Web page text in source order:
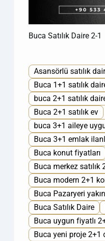
Buca Satılık Daire 2-1
Asansörlü satılık
Buca 1+1 satılık
buca 2+1 satılık
Buca 2+1 satılık ev
buca 3+1 aileye
Buca 3+1 emlak
Buca konut fiyatları
Buca merkez satılık
Buca modern 2+1
Buca Pazaryeri
Buca Satılık Daire
Buca uygun fiyatlı
Buca yeni proje 2+1